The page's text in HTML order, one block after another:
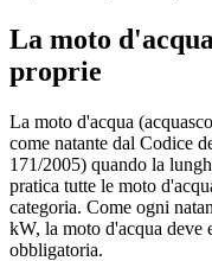
La moto
proprie
La moto d'acqua
come natante dal Codice
171/2005) quando la
pratica tutte le moto
categoria. Come ogni
kW, la moto d'acqua deve
obbligatoria.